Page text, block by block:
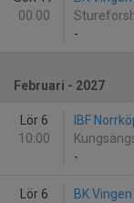
00:00
-
Februari - 2027
Lör 6
10:00
IBF
-
Lör 6
BK